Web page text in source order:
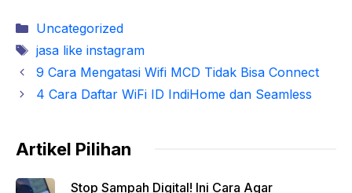
Kategori
Uncategorized
Tag
jasa like instagram
9 Cara Mengatasi Wifi MCD Tidak Bisa Connect
4 Cara Daftar WiFi ID IndiHome dan Seamless
Artikel Pilihan
Stop Sampah Digital! Ini Cara Agar